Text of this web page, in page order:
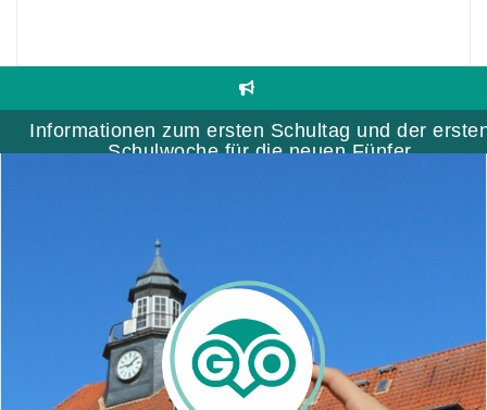
Informationen zum ersten Schultag und der
Schulwoche für die neuen Fünfer